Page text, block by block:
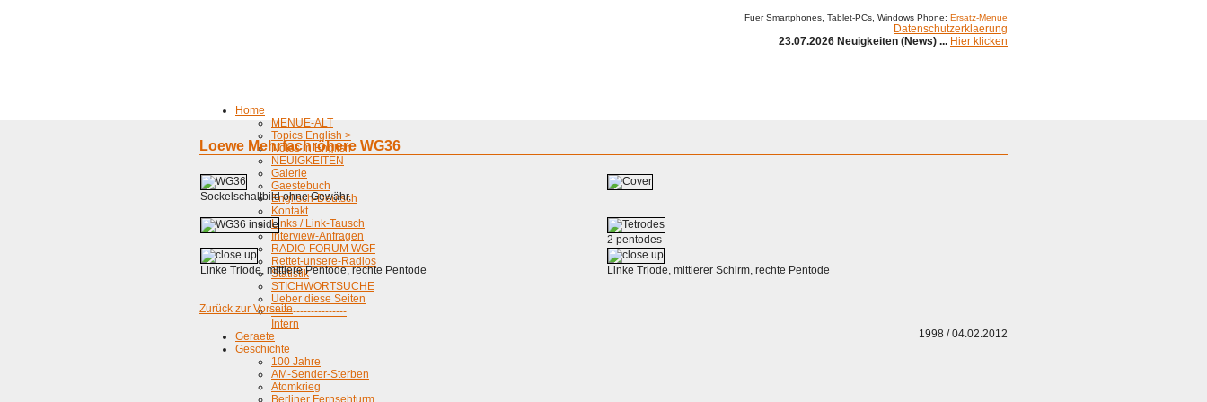
Fuer Smartphones, Tablet-PCs, Windows Phone: Ersatz-Menue
Datenschutzerklaerung
23.07.2026 Neuigkeiten (News) ... Hier klicken
Home
MENUE-ALT
Topics English >
Notes in English
NEUIGKEITEN
Galerie
Gaestebuch
Englisch-Deutsch
Kontakt
Links / Link-Tausch
Interview-Anfragen
RADIO-FORUM WGF
Rettet-unsere-Radios
Statistik
STICHWORTSUCHE
Ueber diese Seiten
---------------------
Intern
Geraete
Geschichte
100 Jahre
AM-Sender-Sterben
Atomkrieg
Berliner Fernsehturm
Loewe Mehrfachröhere WG36
Sockelschaltbild ohne Gewähr.
2 pentodes
Linke Triode, mittlere Pentode, rechte Pentode Linke Triode, mittlerer Schirm, rechte Pentode
Zurück zur Vorseite
1998 / 04.02.2012